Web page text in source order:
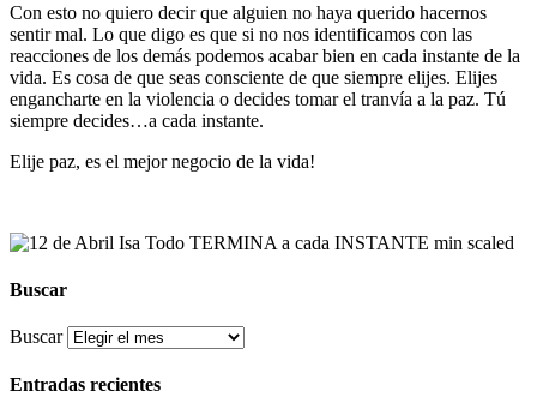
Con esto no quiero decir que alguien no haya querido hacernos
sentir mal. Lo que digo es que si no nos identificamos con las
reacciones de los demás podemos acabar bien en cada instante de la
vida. Es cosa de que seas consciente de que siempre elijes. Elijes
engancharte en la violencia o decides tomar el tranvía a la paz. Tú
siempre decides…a cada instante.
Elije paz, es el mejor negocio de la vida!
Buscar
Buscar
Entradas recientes